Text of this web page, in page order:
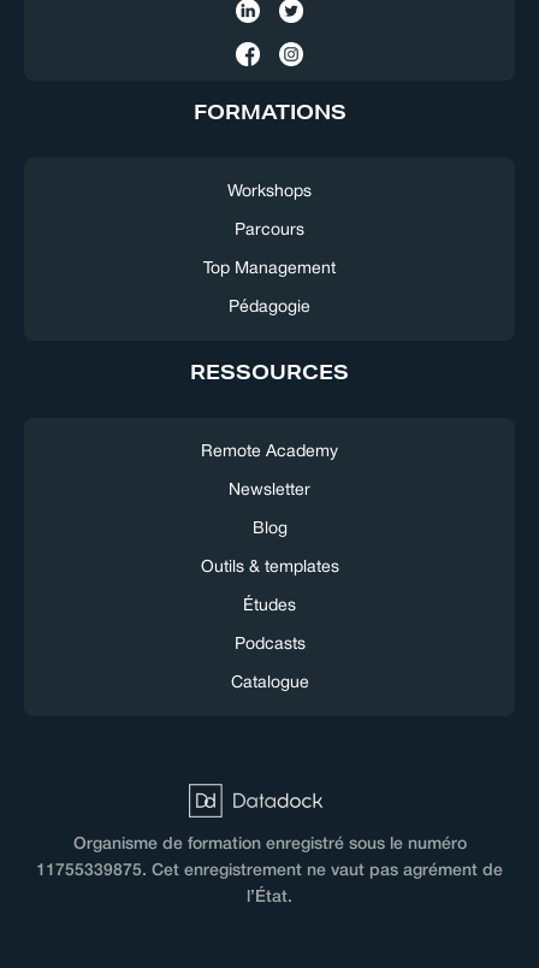
FORMATIONS
Workshops
Parcours
Top Management
Pédagogie
RESSOURCES
Remote Academy
Newsletter
Blog
Outils & templates
Études
Podcasts
Catalogue
Organisme de formation enregistré sous le numéro
11755339875. Cet enregistrement ne vaut pas agrément de
l’État.